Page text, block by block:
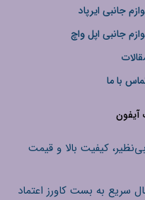
جانبی ایرپاد
جانبی اپل واچ
با ما
کیفیت بالا و قیمت
سریع به بست کاورز اعتماد